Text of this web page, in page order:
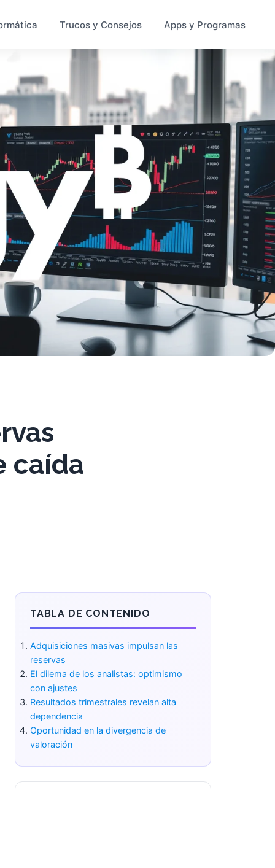
Trucos y Consejos Apps y Programas
caída
TABLA DE CONTENIDO
Adquisiciones masivas impulsan las
reservas
El dilema de los analistas:
optimismo con ajustes
Resultados trimestrales revelan alta
dependencia
Oportunidad en la divergencia de